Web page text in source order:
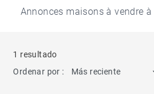
Annonces maisons à vendre
1 resultado
Ordenar por :
Más reciente